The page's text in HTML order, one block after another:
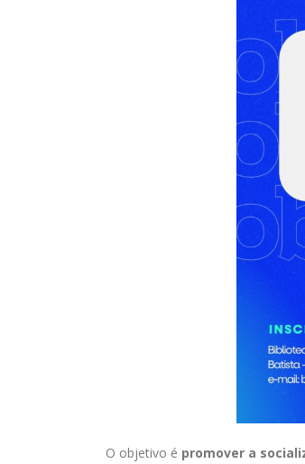
O objetivo é promover a